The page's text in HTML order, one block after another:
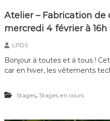
Atelier – Fabrication de
mercredi 4 février à 16h
LPDS
Bonjour à toutes et à tous !
car en hiver, les vêtements
Stages, Stages en cours